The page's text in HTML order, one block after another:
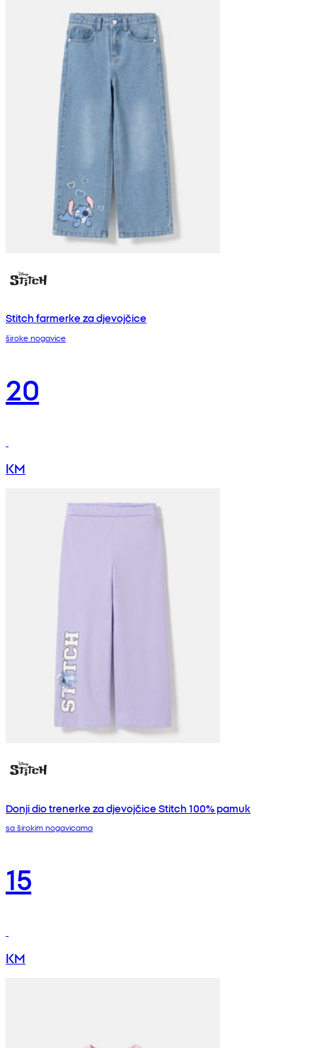
Stitch farmerke za djevojčice
široke nogavice
20
KM
Donji dio trenerke za djevojčice Stitch 100% pamuk
sa širokim nogavicama
15
KM